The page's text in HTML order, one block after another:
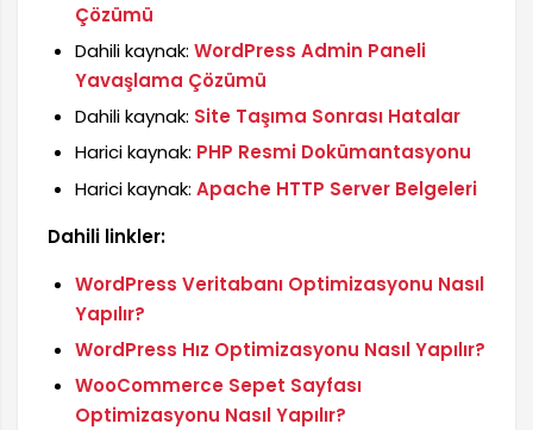
Çözümü
Dahili kaynak: WordPress Admin Paneli
Yavaşlama Çözümü
Dahili kaynak: Site Taşıma Sonrası Hatalar
Harici kaynak: PHP Resmi Dokümantasyonu
Harici kaynak: Apache HTTP Server Belgeleri
Dahili linkler:
WordPress Veritabanı Optimizasyonu Nasıl
Yapılır?
WordPress Hız Optimizasyonu Nasıl Yapılır?
WooCommerce Sepet Sayfası
Optimizasyonu Nasıl Yapılır?